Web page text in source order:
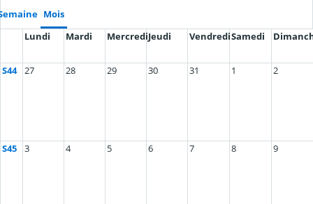
Mois
Lundi
Mardi MercrediJeudi VendrediSamedi
S44 27 28 29 30 31 1 2
S45 3 4 5 6 7 8 9